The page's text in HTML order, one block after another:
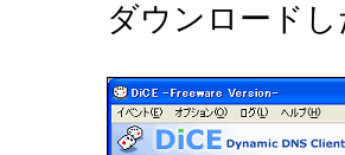
ダウンロード